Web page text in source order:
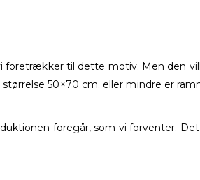
foretrækker til dette motiv. Men den
50×70 cm. eller mindre er
foregår, som vi forventer.